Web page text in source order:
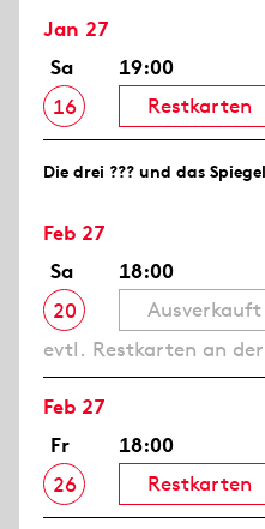
Jan 27
Sa
16
19:00
Restkarten
Die drei ??? und das
Feb 27
Sa
20
18:00
Ausverkauft
evtl. Restkarten an
Feb 27
Fr
26
18:00
Restkarten